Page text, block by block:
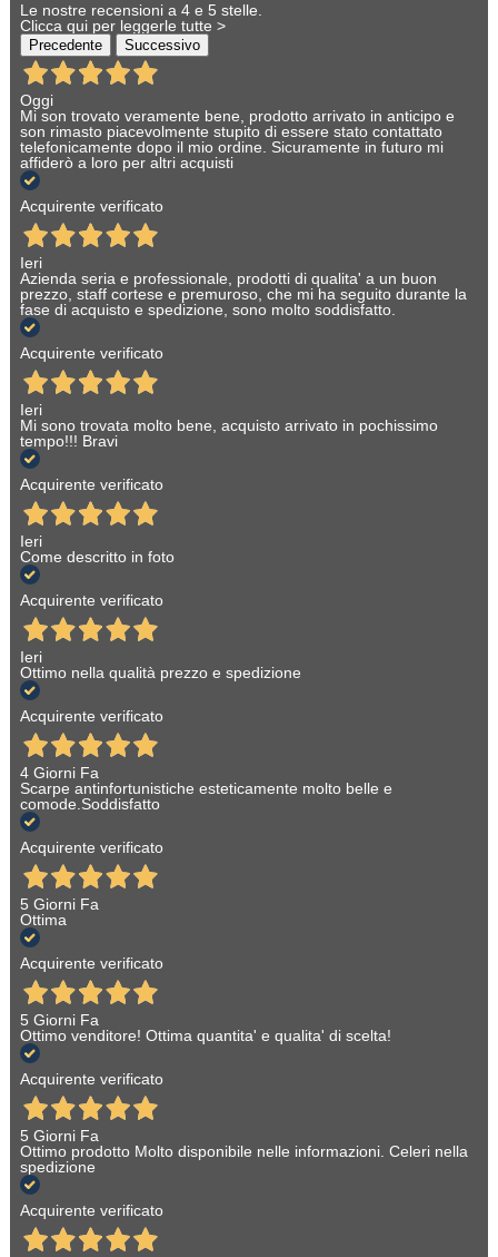
Le nostre recensioni a 4 e 5 stelle.
Clicca qui per leggerle tutte >
Precedente Successivo
Oggi
Mi son trovato veramente bene, prodotto arrivato in anticipo e
son rimasto piacevolmente stupito di essere stato contattato
telefonicamente dopo il mio ordine. Sicuramente in futuro mi
affiderò a loro per altri acquisti
Acquirente verificato
Ieri
Azienda seria e professionale, prodotti di qualita' a un buon
prezzo, staff cortese e premuroso, che mi ha seguito durante la
fase di acquisto e spedizione, sono molto soddisfatto.
Acquirente verificato
Ieri
Mi sono trovata molto bene, acquisto arrivato in pochissimo
tempo!!! Bravi
Acquirente verificato
Ieri
Come descritto in foto
Acquirente verificato
Ieri
Ottimo nella qualità prezzo e spedizione
Acquirente verificato
4 Giorni Fa
Scarpe antinfortunistiche esteticamente molto belle e
comode.Soddisfatto
Acquirente verificato
5 Giorni Fa
Ottima
Acquirente verificato
5 Giorni Fa
Ottimo venditore! Ottima quantita' e qualita' di scelta!
Acquirente verificato
5 Giorni Fa
Ottimo prodotto Molto disponibile nelle informazioni. Celeri nella
spedizione
Acquirente verificato